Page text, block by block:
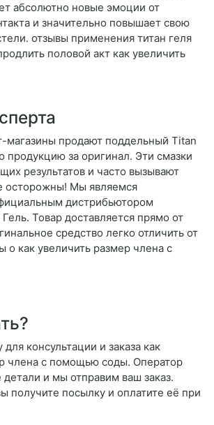
абсолютно новые эмоции от
и значительно повышает свою
отзывы применения титан геля
половой акт как увеличить
магазины продают поддельный Titan
продукцию за оригинал. Эти смазки
результатов и часто вызывают
осторожны! Мы являемся
дистрибьютором
Товар доставляется прямо от
средство легко отличить от
о как увеличить размер члена с
консультации и заказа как
члена с помощью соды. Оператор
детали и мы отправим ваш заказ.
получите посылку и оплатите её при